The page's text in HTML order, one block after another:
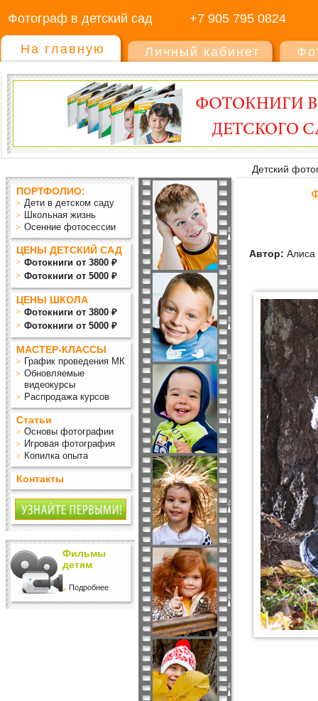
Фотограф в детский сад +7 905 795 0824
На главную Личный кабинет
Детский
ПОРТФОЛИО:
Дети в детском саду
Школьная жизнь
Осенние фотосессии
ЦЕНЫ ДЕТСКИЙ САД
Фотокниги от 3800 ₽
Фотокниги от 5000 ₽
ЦЕНЫ ШКОЛА
Фотокниги от 3800 ₽
Фотокниги от 5000 ₽
МАСТЕР-КЛАССЫ
График проведения МК
Обновляемые
видеокурсы
Распродажа курсов
Статьи
Основы фотографии
Игровая фотография
Копилка опыта
Контакты
Фильмы
детям
Подробнее
Автор: Алиса